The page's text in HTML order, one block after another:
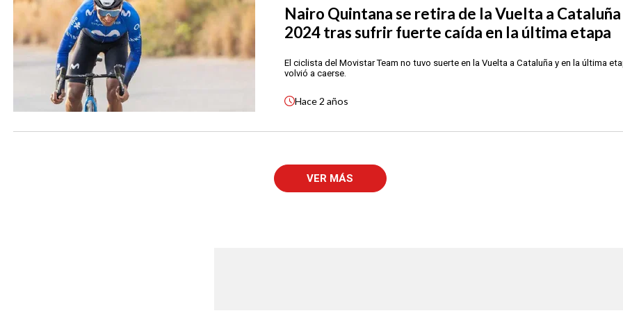
Nairo Quintana se retira de la Vuelta a Cataluña
2024 tras sufrir fuerte caída en la última etapa
El ciclista del Movistar Team no tuvo suerte en la Vuelta a Cataluña y en la última
volvió a caerse.
Hace2 años
VER MÁS